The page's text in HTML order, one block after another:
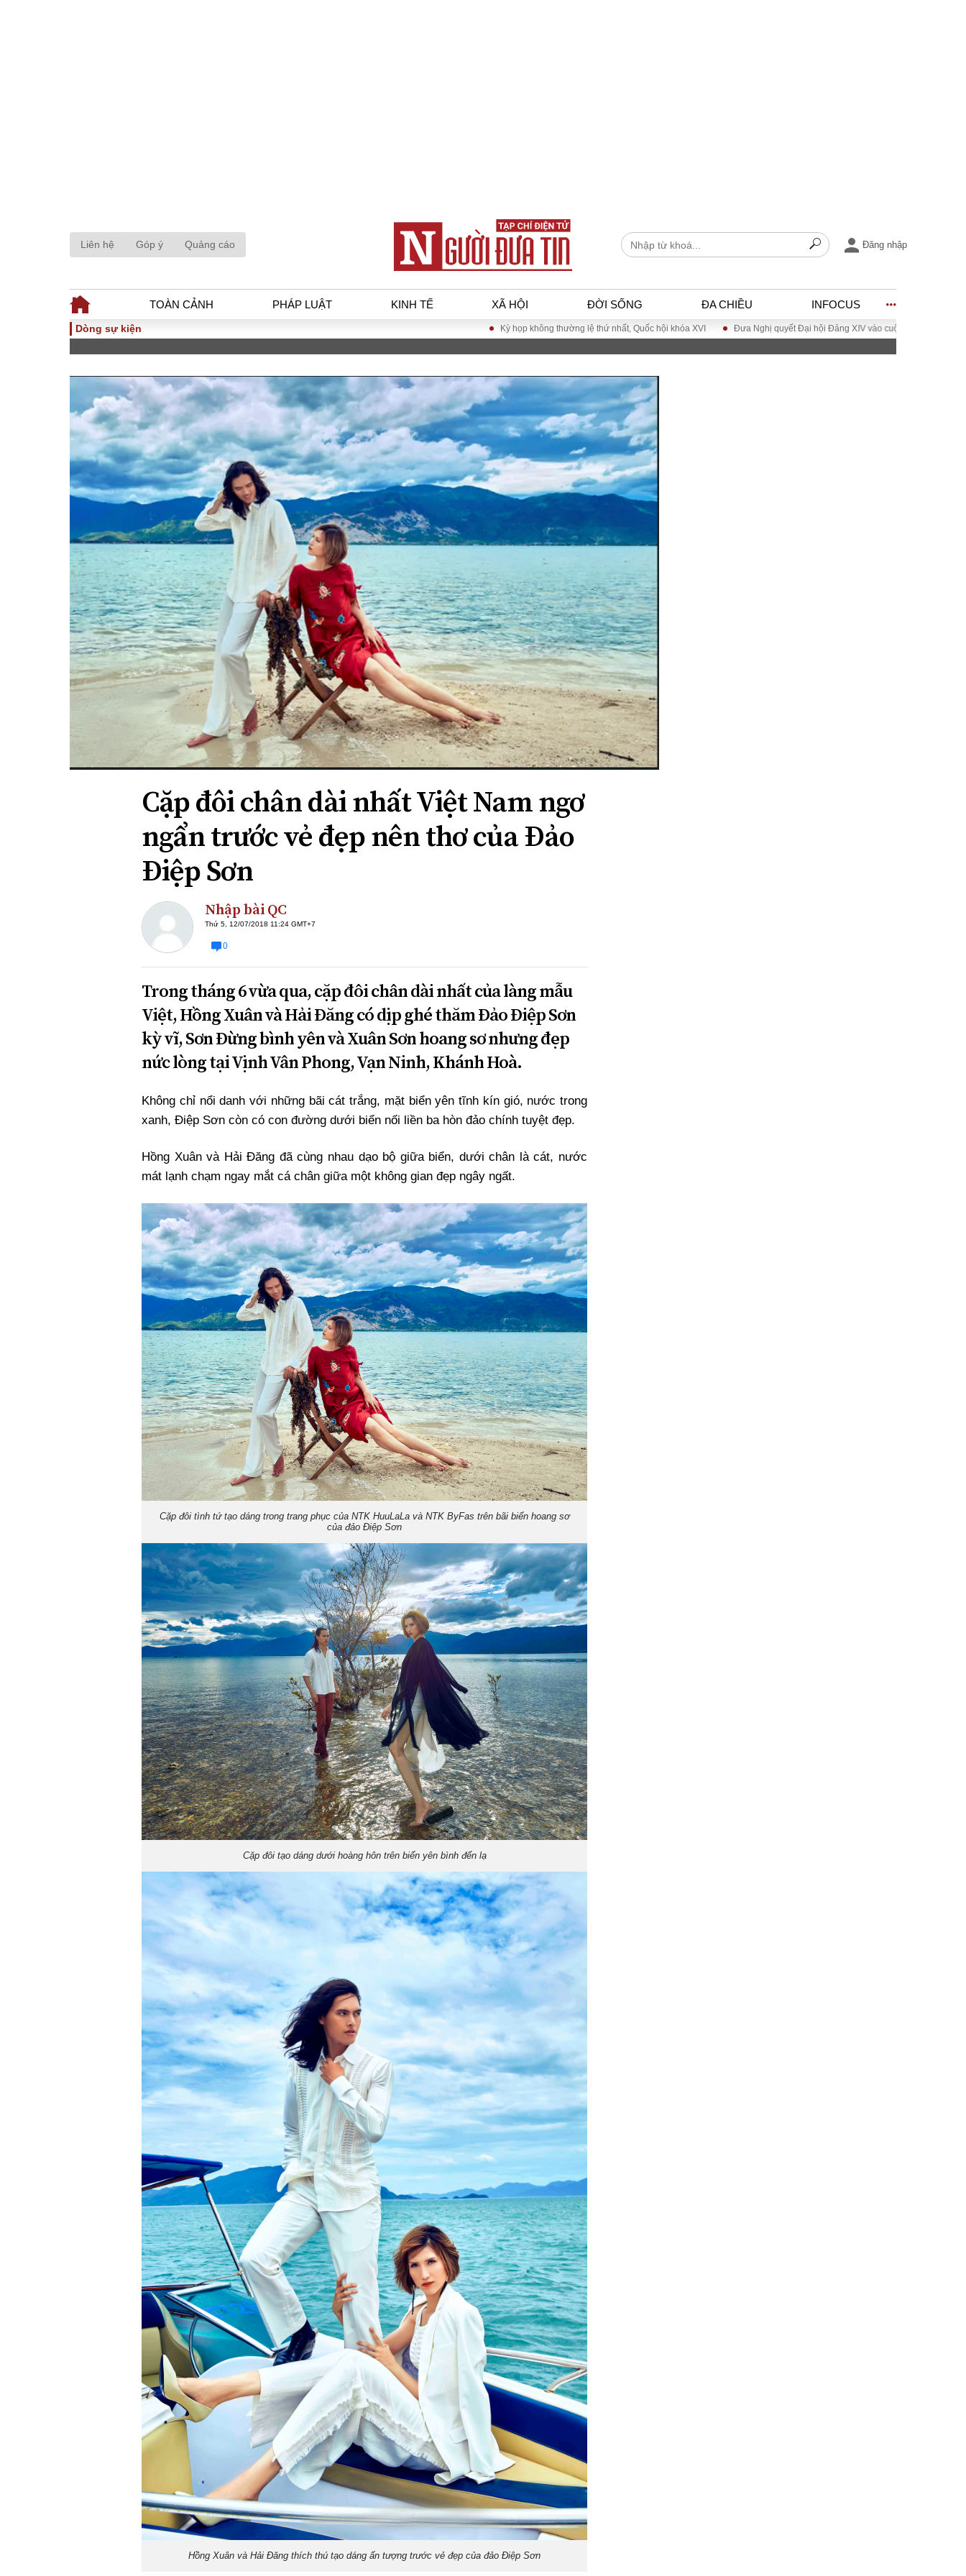
Liên hệ Góp ý Quảng cáo Đăng nhập
TOÀN CẢNH PHÁP LUẬT KINH TẾ XÃ HỘI ĐỜI SỐNG ĐA CHIỀU INFOCUS
TOÀN CẢNH
Tiêu điểm
Chính sách
Sự kiện
Đối thoại
Thế giới
PHÁP LUẬT
Dòng chảy pháp
luật
Góc nhìn luật gia
Hồ sơ điều tra
Tiếng nói công dân
An ninh - Hình sự
KINH TẾ
Bất động sản
Tài chính - Ngân
hàng
Kinh tế vĩ mô
Hồ sơ doanh
nghiệp
Xu hướng thị
Tiêu dùng và dư
luận
XÃ HỘI
Dân sinh
Giáo dục
Văn hoá
Môi trường
Giao thông – Đô thị
ĐỜI SỐNG
ĐA CHIỀU
Quan điểm
Xi nhan Trái Phải
Bạn đọc viết
INFOCUS
Dòng sự kiện Kỳ họp không thường lệ thứ nhất, Quốc hội khóa XVI Đưa Nghị quyết Đại hội Đảng XIV vào cuộc sống
Cặp đôi chân dài nhất Việt Nam ngơ
ngẩn trước vẻ đẹp nên thơ của Đảo
Điệp Sơn
Nhập bài QC
Thứ 5, 12/07/2018 11:24 GMT+7
0
Trong tháng 6 vừa qua, cặp đôi chân dài nhất của làng mẫu
Việt, Hồng Xuân và Hải Đăng có dịp ghé thăm Đảo Điệp Sơn
kỳ vĩ, Sơn Đừng bình yên và Xuân Sơn hoang sơ nhưng đẹp
nức lòng tại Vịnh Vân Phong, Vạn Ninh, Khánh Hoà.
Không chỉ nổi danh với những bãi cát trắng, mặt biển yên tĩnh kín gió, nước trong
xanh, Điệp Sơn còn có con đường dưới biển nối liền ba hòn đảo chính tuyệt đẹp.
Hồng Xuân và Hải Đăng đã cùng nhau dạo bộ giữa biển, dưới chân là cát, nước
mát lạnh chạm ngay mắt cá chân giữa một không gian đẹp ngây ngất.
Cặp đôi tình tứ tạo dáng trong trang phục của NTK HuuLaLa và NTK ByFas trên bãi biển hoang sơ
của đảo Điệp Sơn
Cặp đôi tạo dáng dưới hoàng hôn trên biển yên bình đến lạ
Hồng Xuân và Hải Đăng thích thú tạo dáng ấn tượng trước vẻ đẹp của đảo Điệp Sơn